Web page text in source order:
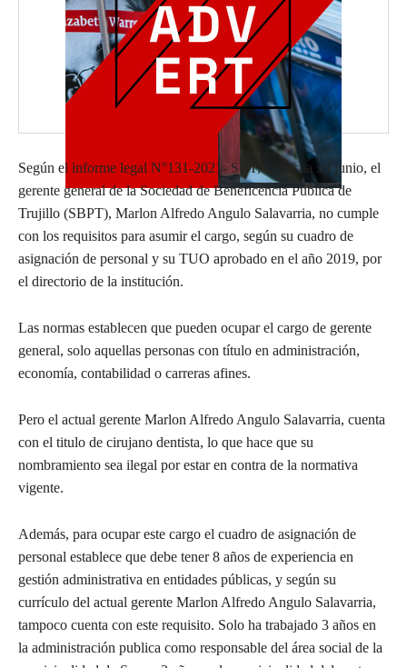
Según el informe legal N°131-2021- SBT, de fecha 30 junio, el
gerente general de la Sociedad de Beneficencia Pública de
Trujillo (SBPT), Marlon Alfredo Angulo Salavarria, no cumple
con los requisitos para asumir el cargo, según su cuadro de
asignación de personal y su TUO aprobado en el año 2019, por
el directorio de la institución.
Las normas establecen que pueden ocupar el cargo de gerente
general, solo aquellas personas con título en administración,
economía, contabilidad o carreras afines.
Pero el actual gerente Marlon Alfredo Angulo Salavarria, cuenta
con el titulo de cirujano dentista, lo que hace que su
nombramiento sea ilegal por estar en contra de la normativa
vigente.
Además, para ocupar este cargo el cuadro de asignación de
personal establece que debe tener 8 años de experiencia en
gestión administrativa en entidades públicas, y según su
currículo del actual gerente Marlon Alfredo Angulo Salavarria,
tampoco cuenta con este requisito. Solo ha trabajado 3 años en
la administración publica como responsable del área social de la